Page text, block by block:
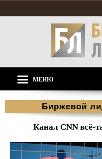
МЕНЮ
Биржевой
Канал CNN всё-